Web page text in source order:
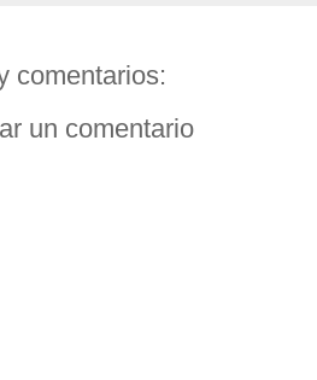
comentarios:
un comentario